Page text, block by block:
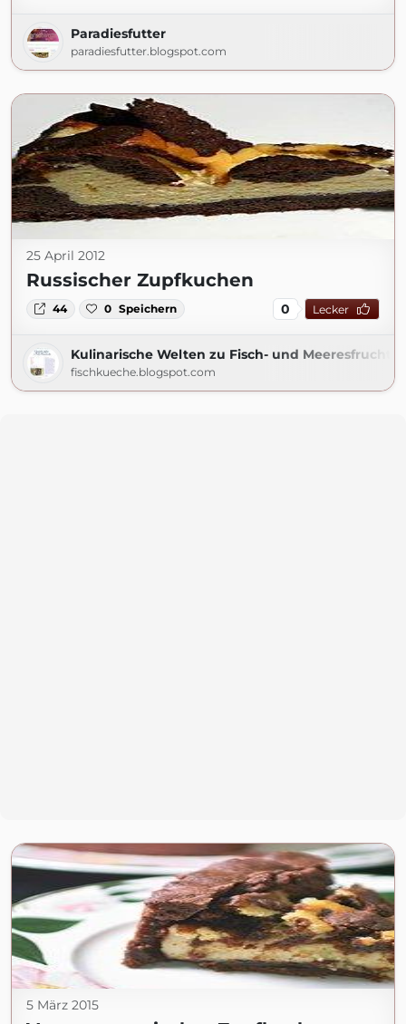
Paradiesfutter
paradiesfutter.blogspot.com
25 April 2012
Russischer Zupfkuchen
44 0 Speichern 0 Lecker
Kulinarische Welten zu Fisch- und Meeresfrucht
fischkueche.blogspot.com
5 März 2015